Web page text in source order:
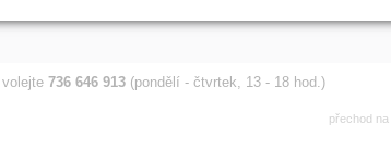
volejte 736 646 913 (pondělí - čtvrtek, 13 - 18 hod.)
přechod